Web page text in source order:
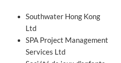
Southwater Hong Kong
Ltd
SPA Project Management
Services Ltd